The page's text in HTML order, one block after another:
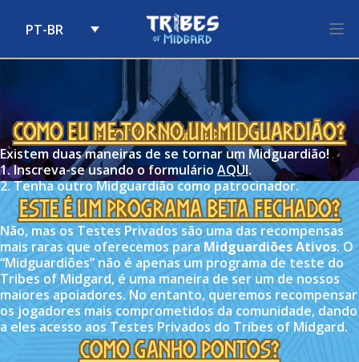
PT-BR
FAQ Tag:Midguardians
Como eu me torno um Midguardião?
Existem duas maneiras de se tornar um Midguardião!
1. Inscreva-se usando o formulário AQUI.
2. Tenha outro Midguardião como patrocinador.
Este é um Programa Beta Fechado?
Não, mas os Testes Privados são uma das recompensas
mais raras que oferecemos para Midguardiões Ativos. O
“Midguardiões” não é apenas um programa de teste do
Tribes of Midgard, é uma maneira de ser um de nossos
maiores apoiadores. No entanto, queremos recompensar
os jogadores mais comprometidos da comunidade, dando
a eles acesso aos Testes Privados do Tribes of Midgard.
Como ganho pontos?